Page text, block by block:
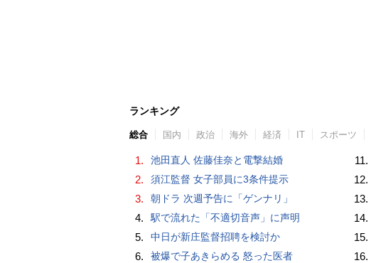
ランキング
総合 国内 政治 海外 経済 IT スポーツ
1. 池田直人 佐藤佳奈と電撃結婚
2. 須江監督 女子部員に3条件提示
3. 朝ドラ 次週予告に「ゲンナリ」
4. 駅で流れた「不適切音声」に声明
5. 中日が新庄監督招聘を検討か
6. 被爆で子あきらめる 怒った医者
11.
12.
13.
14.
15.
16.